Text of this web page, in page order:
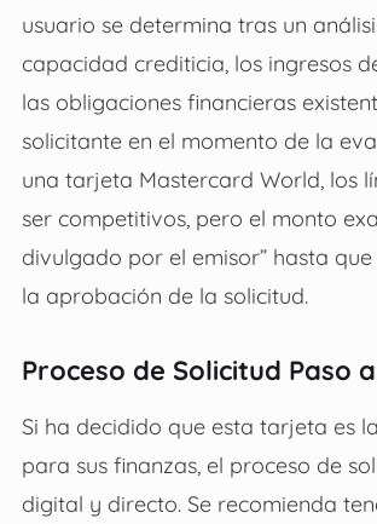
usuario se determina tras un
capacidad crediticia, los ingresos
las obligaciones financieras
solicitante en el momento de la
una tarjeta Mastercard World, los
ser competitivos, pero el monto
divulgado por el emisor” hasta
la aprobación de la solicitud.
Proceso de Solicitud Paso
Si ha decidido que esta tarjeta es
para sus finanzas, el proceso de
digital y directo. Se recomienda